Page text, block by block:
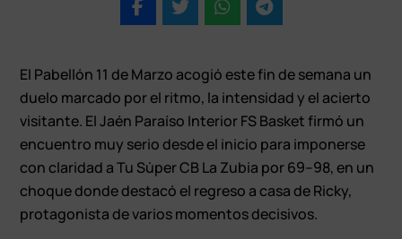
El Pabellón 11 de Marzo acogió este fin de semana un
duelo marcado por el ritmo, la intensidad y el acierto
visitante. El Jaén Paraíso Interior FS Basket firmó un
encuentro muy serio desde el inicio para imponerse
con claridad a Tu Súper CB La Zubia por 69–98, en un
choque donde destacó el regreso a casa de Ricky,
protagonista de varios momentos decisivos.